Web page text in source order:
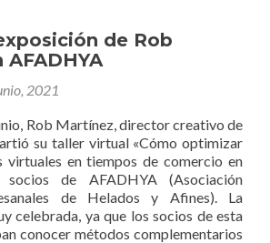
de Rob
2021
Rob Martínez, director creativo de
su taller virtual «Cómo optimizar
virtuales en tiempos de comercio en
de AFADHYA (Asociación
de Helados y Afines). La
celebrada, ya que los socios de esta
conocer métodos complementarios